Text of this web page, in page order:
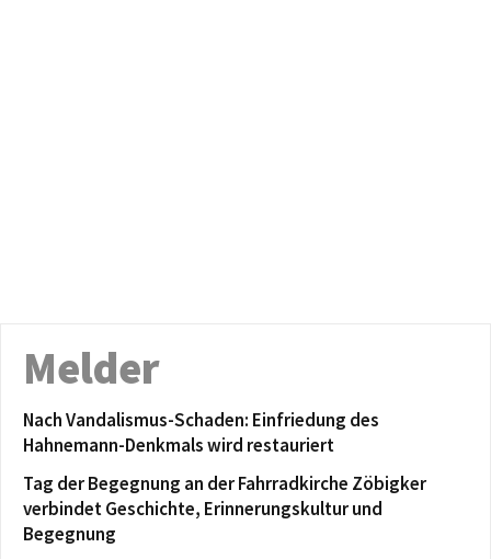
Melder
Nach Vandalismus-Schaden: Einfriedung des
Hahnemann-Denkmals wird restauriert
Tag der Begegnung an der Fahrradkirche Zöbigker
verbindet Geschichte, Erinnerungskultur und
Begegnung